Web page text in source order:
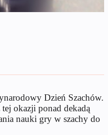
Dzień Szachów.
okazji ponad dekadą
nauki gry w szachy do